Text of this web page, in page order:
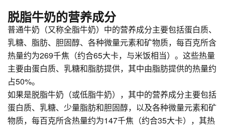
脱脂牛奶的营养成分
普通牛奶（又称全脂牛奶）中的营养成分主要包括蛋白质、
乳糖、脂肪、胆固醇、各种微量元素和矿物质，每百克所含
热量约为269千焦（约合65大卡，与米饭相当）。这些热量
主要由蛋白质、乳糖和脂肪提供，其中由脂肪提供的热量约
占50%。
如果是脱脂牛奶（或低脂牛奶），其中的营养成分主要包括
蛋白质、乳糖、少量脂肪和胆固醇，以及各种微量元素和矿
物质，每百克所含热量约为147千焦（约合35大卡），其热